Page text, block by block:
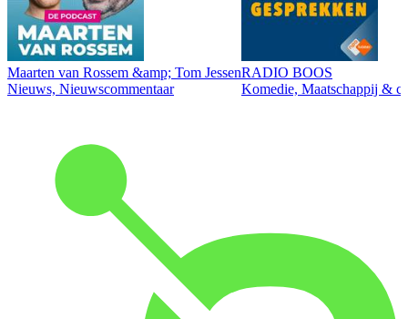
Maarten van Rossem &amp; Tom Jessen
Nieuws, Nieuwscommentaar
RADIO BOOS
Komedie, Maatschappij &